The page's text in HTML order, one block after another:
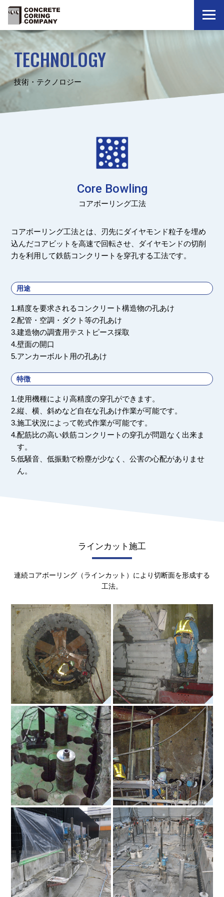
TECHNOLOGY
技術・テクノロジー
Core Bowling
コアボーリング工法
コアボーリング工法とは、刃先にダイヤモンド粒子を埋め
込んだコアビットを高速で回転させ、ダイヤモンドの切削
力を利用して鉄筋コンクリートを穿孔する工法です。
用途
1.精度を要求されるコンクリート構造物の孔あけ
2.配管・空調・ダクト等の孔あけ
3.建造物の調査用テストピース採取
4.壁面の開口
5.アンカーボルト用の孔あけ
特徴
1.使用機種により高精度の穿孔ができます。
2.縦、横、斜めなど自在な孔あけ作業が可能です。
3.施工状況によって乾式作業が可能です。
4.配筋比の高い鉄筋コンクリートの穿孔が問題なく出来ま
す。
5.低騒音、低振動で粉塵が少なく、公害の心配がありませ
ん。
ラインカット施工
連続コアボーリング（ラインカット）により切断面を形成する
工法。